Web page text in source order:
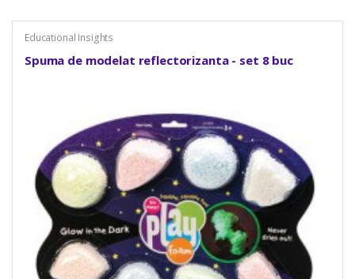
Educational Insights
Spuma de modelat reflectorizanta - set 8 buc